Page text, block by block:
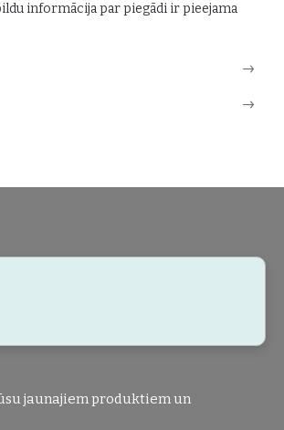
informācija par piegādi ir pieejama
jaunajiem produktiem un